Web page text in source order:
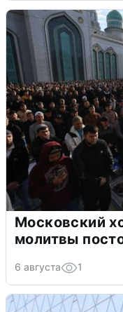
Московский
молитвы
6 августа 1